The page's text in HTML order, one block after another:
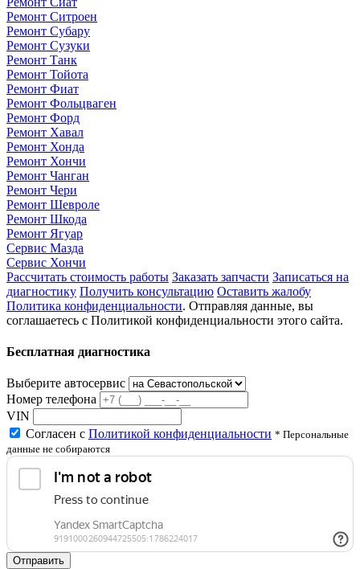
Ремонт Ситроен
Ремонт Субару
Ремонт Сузуки
Ремонт Танк
Ремонт Тойота
Ремонт Фиат
Ремонт Фольцваген
Ремонт Форд
Ремонт Хавал
Ремонт Хонда
Ремонт Хончи
Ремонт Чанган
Ремонт Чери
Ремонт Шевроле
Ремонт Шкода
Ремонт Ягуар
Сервис Мазда
Сервис Хончи
Рассчитать стоимость работы Заказать запчасти Записаться на
диагностику Получить консультацию Оставить жалобу
Политика конфиденциальности. Отправляя данные, вы
соглашаетесь с Политикой конфиденциальности этого сайта.
Бесплатная диагностика
Выберите автосервис
Номер телефона
VIN
Согласен с Политикой конфиденциальности * Персональные
данные не собираются
Отправить